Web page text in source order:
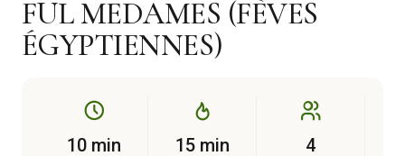
FUL MEDAMES (FÈVES
ÉGYPTIENNES)
10 min 15 min 4